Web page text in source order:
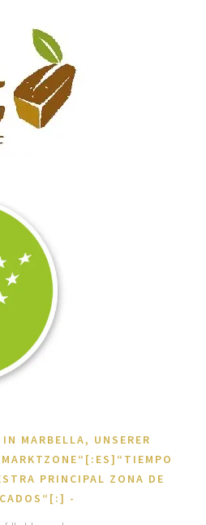
MARBELLA, UNSERER
PRINCIPAL ZONA DE